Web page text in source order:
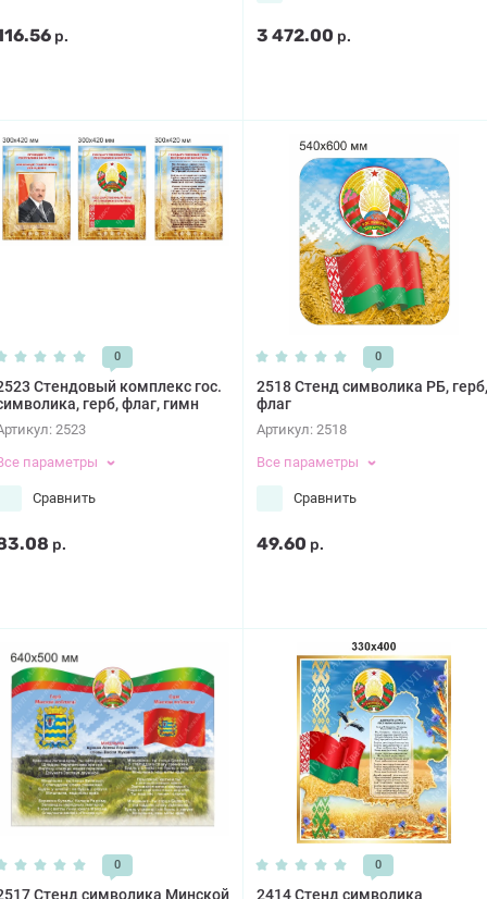
р. 3 472.00 р.
0
Стендовый комплекс гос.
герб, флаг, гимн
2523
параметры
Сравнить
р.
0
2518 Стенд символика РБ, герб,
флаг
Артикул: 2518
Все параметры
Сравнить
49.60 р.
0
Стенд символика Минской
0
2414 Стенд символика